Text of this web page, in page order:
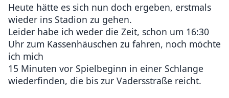
Heute hätte es sich nun doch ergeben, erstmals
wieder ins Stadion zu gehen.
Leider habe ich weder die Zeit, schon um 16:30
Uhr zum Kassenhäuschen zu fahren, noch möchte
ich mich
15 Minuten vor Spielbeginn in einer Schlange
wiederfinden, die bis zur Vadersstraße reicht.